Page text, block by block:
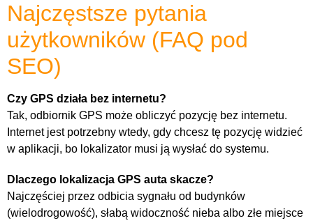
Najczęstsze pytania
użytkowników (FAQ pod
SEO)
Czy GPS działa bez internetu?
Tak, odbiornik GPS może obliczyć pozycję bez internetu.
Internet jest potrzebny wtedy, gdy chcesz tę pozycję widzieć
w aplikacji, bo lokalizator musi ją wysłać do systemu.
Dlaczego lokalizacja GPS auta skacze?
Najczęściej przez odbicia sygnału od budynków
(wielodrogowość), słabą widoczność nieba albo złe miejsce